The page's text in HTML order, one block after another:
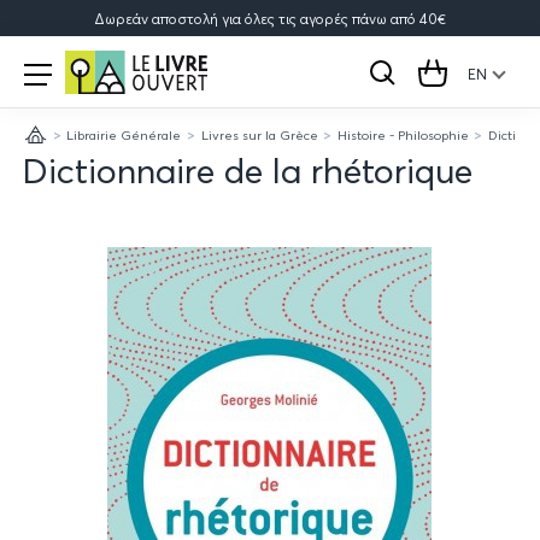
Δωρεάν αποστολή για όλες τις αγορές πάνω από 40€
Le
Livre
Ouvert
Open
menu
Search Cart EN
Home Librairie Générale Livres sur la Grèce Histoire - Philosophie
Dictionnaire de la rhétorique